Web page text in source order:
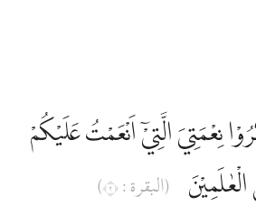
نِعْمَتِيَ الَّتِيْٓ اَنْعَمْتُ عَلَيْكُمْ
(البقرة : ٢)